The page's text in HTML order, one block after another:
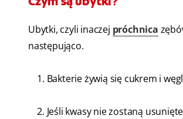
Ubytki, czyli inaczej próchnica
następująco.
1. Bakterie żywią się cukrem i
2. Jeśli kwasy nie zostaną